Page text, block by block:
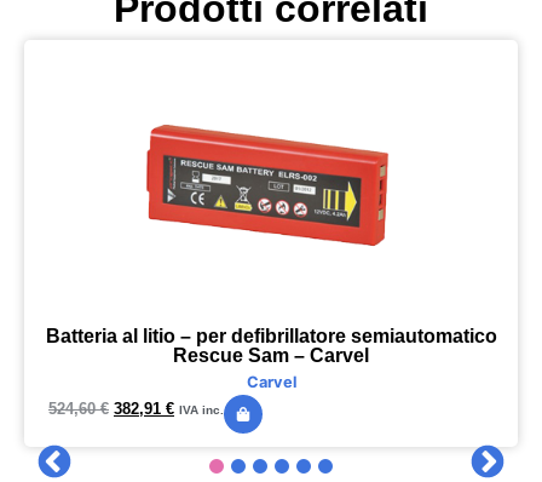
Batteria al litio – per defibrillatore semiautomatico
Rescue Sam – Carvel
Carvel
524,60€ 382,91 € IVA inc.